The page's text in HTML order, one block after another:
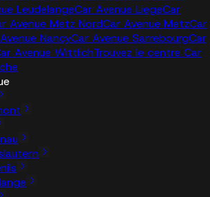
LeudelangeCar Avenue LiegeCar
Avenue Metz NordCar Avenue MetzCar
NancyCar Avenue SarrebourgCar
Avenue WittlichTrouvez le centre Car